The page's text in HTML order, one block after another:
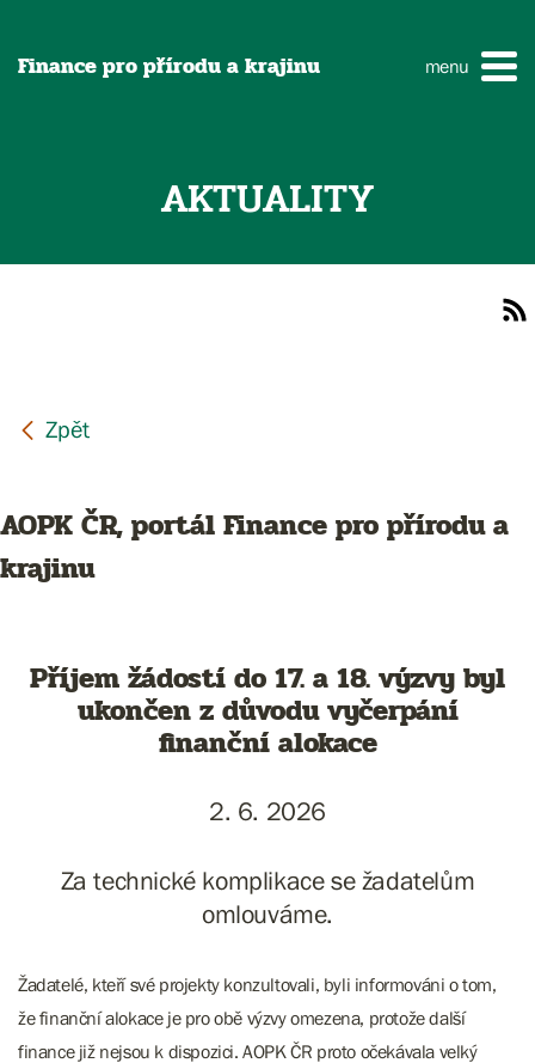
Finance pro přírodu a krajinu menu
AKTUALITY
AOPK ČR, portál Finance pro přírodu a
krajinu
Příjem žádostí do 17. a 18. výzvy byl
ukončen z důvodu vyčerpání
finanční alokace
2. 6. 2026
Za technické komplikace se žadatelům
omlouváme.
Žadatelé, kteří své projekty konzultovali, byli informováni o tom,
že finanční alokace je pro obě výzvy omezena, protože další
finance již nejsou k dispozici. AOPK ČR proto očekávala velký